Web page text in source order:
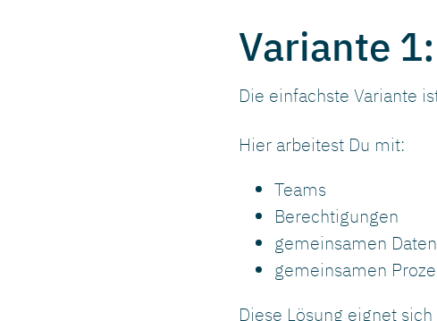
Variante
Die einfachste Variante
Hier arbeitest Du mit:
Teams
Berechtigungen
gemeinsamen Daten
gemeinsamen
Diese Lösung eignet